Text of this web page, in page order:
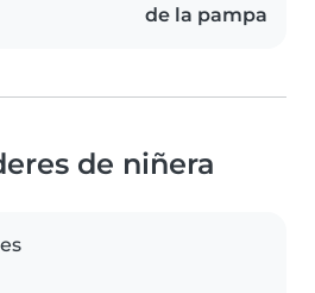
de la pampa
de niñera